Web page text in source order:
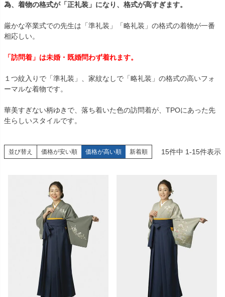
為、着物の格式が「正礼装」になり、格式が高すぎます。
厳かな卒業式での先生は「準礼装」「略礼装」の格式の着物が一番
相応しい。
「訪問着」は未婚・既婚問わず着れます。
１つ紋入りで「準礼装」、家紋なしで「略礼装」の格式の高いフォ
ーマルな着物です。
華美すぎない柄ゆきで、落ち着いた色の訪問着が、TPOにあった先
生らしいスタイルです。
並び替え 価格が安い順 価格が高い順 新着順 15件中 1-15件表示